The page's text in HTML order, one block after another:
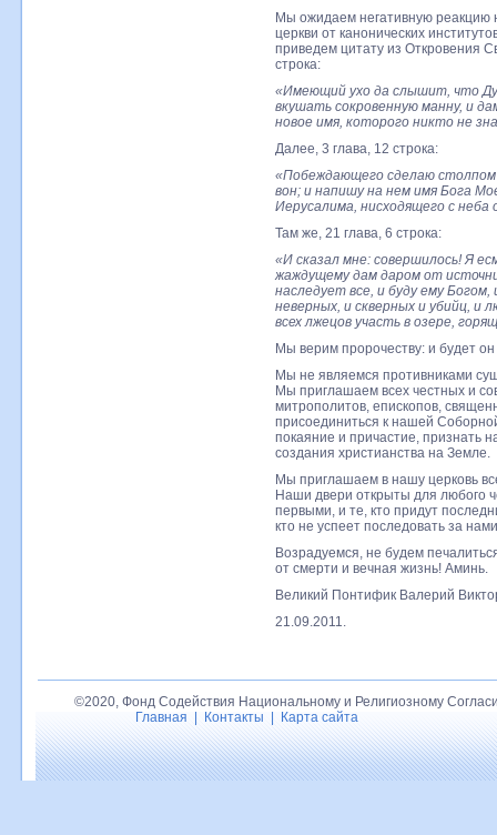
Мы ожидаем негативную реакцию
церкви от канонических
приведем цитату из Откровения
строка:
«Имеющий ухо да слышит, что
вкушать сокровенную манну, и
новое имя, которого никто не
Далее, 3 глава, 12 строка:
«Побеждающего сделаю
вон; и напишу на нем имя Бога
Иерусалима, нисходящего с
Там же, 21 глава, 6 строка:
«И сказал мне: совершилось! Я
жаждущему дам даром от
наследует все, и буду ему
неверных, и скверных и убийц, и
всех лжецов участь в озере,
Мы верим пророчеству: и будет
Мы не являемся противниками
Мы приглашаем всех честных и
митрополитов, епископов,
присоединиться к нашей
покаяние и причастие, признать
создания христианства на Земле.
Мы приглашаем в нашу церковь
Наши двери открыты для любого
первыми, и те, кто придут
кто не успеет последовать за
Возрадуемся, не будем
от смерти и вечная жизнь! Аминь.
Великий Понтифик Валерий
21.09.2011.
©2020, Фонд Содействия Национальному и Религиозному
Главная
Контакты Карта сайта